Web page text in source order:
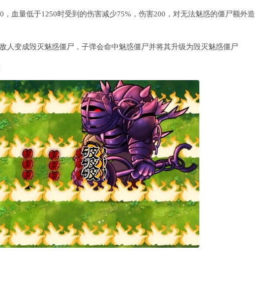
血量低于1250时受到的伤害减少75%，伤害200，对无法魅惑的僵尸额外造
人变成毁灭魅惑僵尸，子弹会命中魅惑僵尸并将其升级为毁灭魅惑僵尸